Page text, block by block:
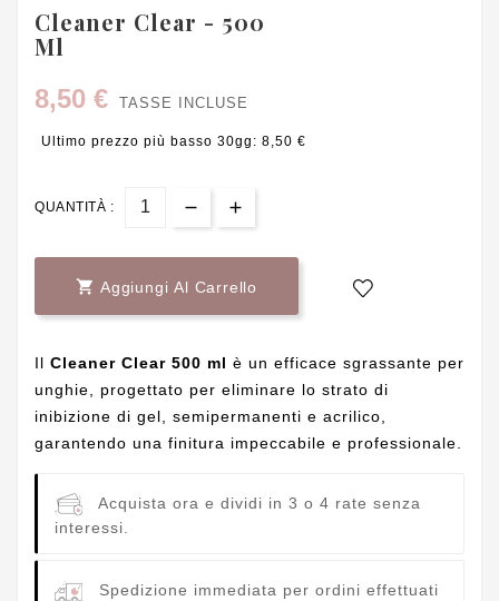
Cleaner Clear - 500
Ml
8,50 €
TASSE INCLUSE
Ultimo prezzo più basso 30gg: 8,50 €
QUANTITÀ :
 Aggiungi Al Carrello
Il Cleaner Clear 500 ml è un efficace sgrassante per
unghie, progettato per eliminare lo strato di
inibizione di gel, semipermanenti e acrilico,
garantendo una finitura impeccabile e professionale.
Acquista ora e dividi in 3 o 4 rate senza
interessi.
Spedizione immediata per ordini effettuati